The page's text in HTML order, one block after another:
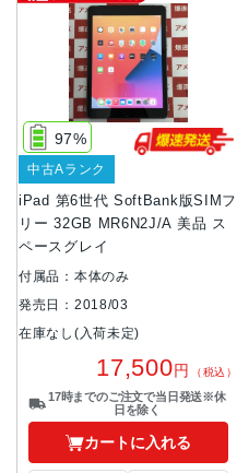
iPad 第6世代 SoftBank版SIMフ
リー 32GB MR6N2J/A 美品 ス
ペースグレイ
97%
中古Aランク
付属品：本体のみ
発売日：2018/03
在庫なし(入荷未定)
17,500円 （税込）
17時までのご注文で当日発送※休
日を除く
カートに入れる